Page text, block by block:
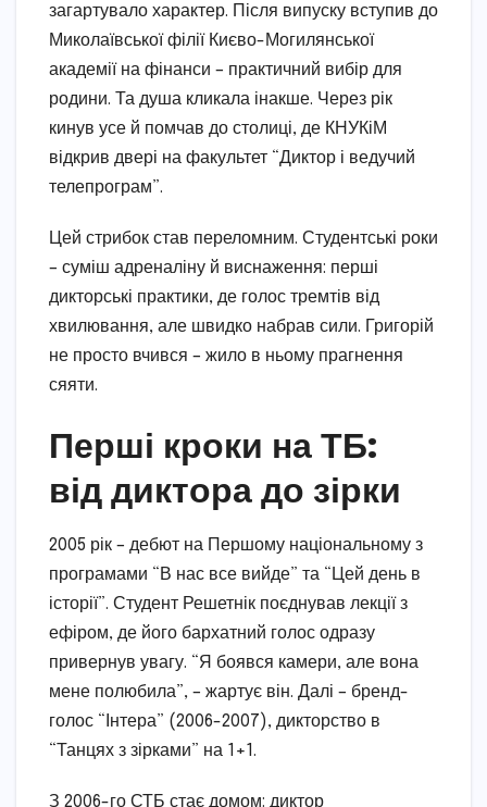
загартувало характер. Після випуску вступив до
Миколаївської філії Києво-Могилянської
академії на фінанси – практичний вибір для
родини. Та душа кликала інакше. Через рік
кинув усе й помчав до столиці, де КНУКіМ
відкрив двері на факультет “Диктор і ведучий
телепрограм”.
Цей стрибок став переломним. Студентські роки
– суміш адреналіну й виснаження: перші
дикторські практики, де голос тремтів від
хвилювання, але швидко набрав сили. Григорій
не просто вчився – жило в ньому прагнення
сяяти.
Перші кроки на ТБ:
від диктора до зірки
2005 рік – дебют на Першому національному з
програмами “В нас все вийде” та “Цей день в
історії”. Студент Решетнік поєднував лекції з
ефіром, де його бархатний голос одразу
привернув увагу. “Я боявся камери, але вона
мене полюбила”, – жартує він. Далі – бренд-
голос “Інтера” (2006-2007), дикторство в
“Танцях з зірками” на 1+1.
З 2006-го СТБ стає домом: диктор